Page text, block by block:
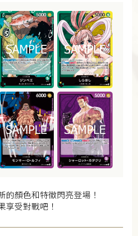
的顏色和特徵閃亮登場！
享受對戰吧！